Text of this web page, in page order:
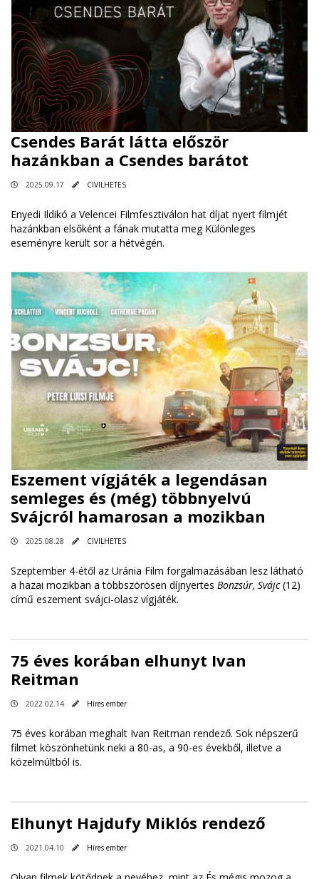
Csendes Barát látta először
hazánkban a Csendes barátot
2025.09.17 CIVILHETES
Enyedi Ildikó a Velencei Filmfesztiválon hat díjat nyert filmjét
hazánkban elsőként a fának mutatta meg Különleges
eseményre került sor a hétvégén.
Eszement vígjáték a legendásan
semleges és (még) többnyelvú
Svájcról hamarosan a mozikban
2025.08.28 CIVILHETES
Szeptember 4-étől az Uránia Film forgalmazásában lesz látható
a hazai mozikban a többszörösen díjnyertes Bonzsúr, Svájc(12)
című eszement svájci-olasz vígjáték.
75 éves korában elhunyt Ivan
Reitman
2022.02.14 Híres ember
75 éves korában meghalt Ivan Reitman rendező. Sok népszerű
filmet köszönhetünk neki a 80-as, a 90-es évekből, illetve a
közelmúltból is.
Elhunyt Hajdufy Miklós rendező
2021.04.10 Híres ember